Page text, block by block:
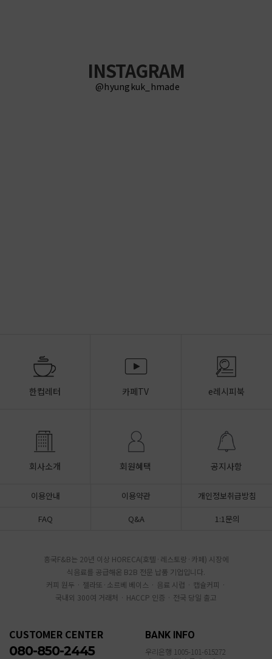
INSTAGRAM
@hyungkuk_hmade
한컵레터 카페TV e레시피북
회사소개 회원혜택 공지사항
이용안내 이용약관
개인정보취급방침
FAQ
Q&A 1:1문의
흥국F&B는 20년 이상 HORECA(호텔·레스토랑·카페) 시장에
식음료를 공급해온 B2B 전문 납품 기업입니다.
커피 원두 · 젤라또·소르베 베이스 · 음료 시럽 · 캡슐커피 ·
국내외 300여 거래처 · HACCP 인증 · 전국 당일 출고
CUSTOMER CENTER
080-850-2445
BANK INFO
우리은행 1005-101-615272